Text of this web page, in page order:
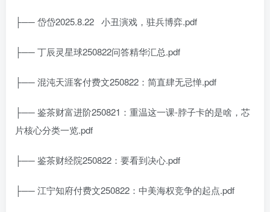
├── 岱岱2025.8.22 小丑演戏，驻兵博弈.pdf
├── 丁辰灵星球250822问答精华汇总.pdf
├── 混沌天涯客付费文250822：简直肆无忌惮.pdf
├── 鉴茶财富进阶250821：重温这一课-脖子卡的是啥，芯
片核心分类一览.pdf
├── 鉴茶财经院250822：要看到决心.pdf
├── 江宁知府付费文250822：中美海权竞争的起点.pdf